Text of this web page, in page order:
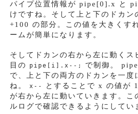
パイプ位置情報が pipe[0].x と
けですね。そして上と下のドカン
+100 の部分。この値を大きくす
ームが簡単になります。
そしてドカンの右から左に動くス
目の
pipe[i].x--;
で制御。
で、上と下の両方のドカンを一度
ね。 x--
とすることで x の値が
が右から左に動いていきます。こ
ルログで確認できるようにしてい